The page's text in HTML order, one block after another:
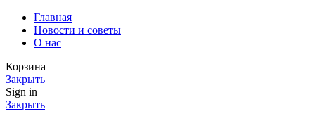
Главная
Новости и советы
О нас
Корзина
Закрыть
Sign in
Закрыть